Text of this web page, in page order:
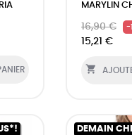
MARYLIN
16,90 € -
15,21 €

DEMAIN